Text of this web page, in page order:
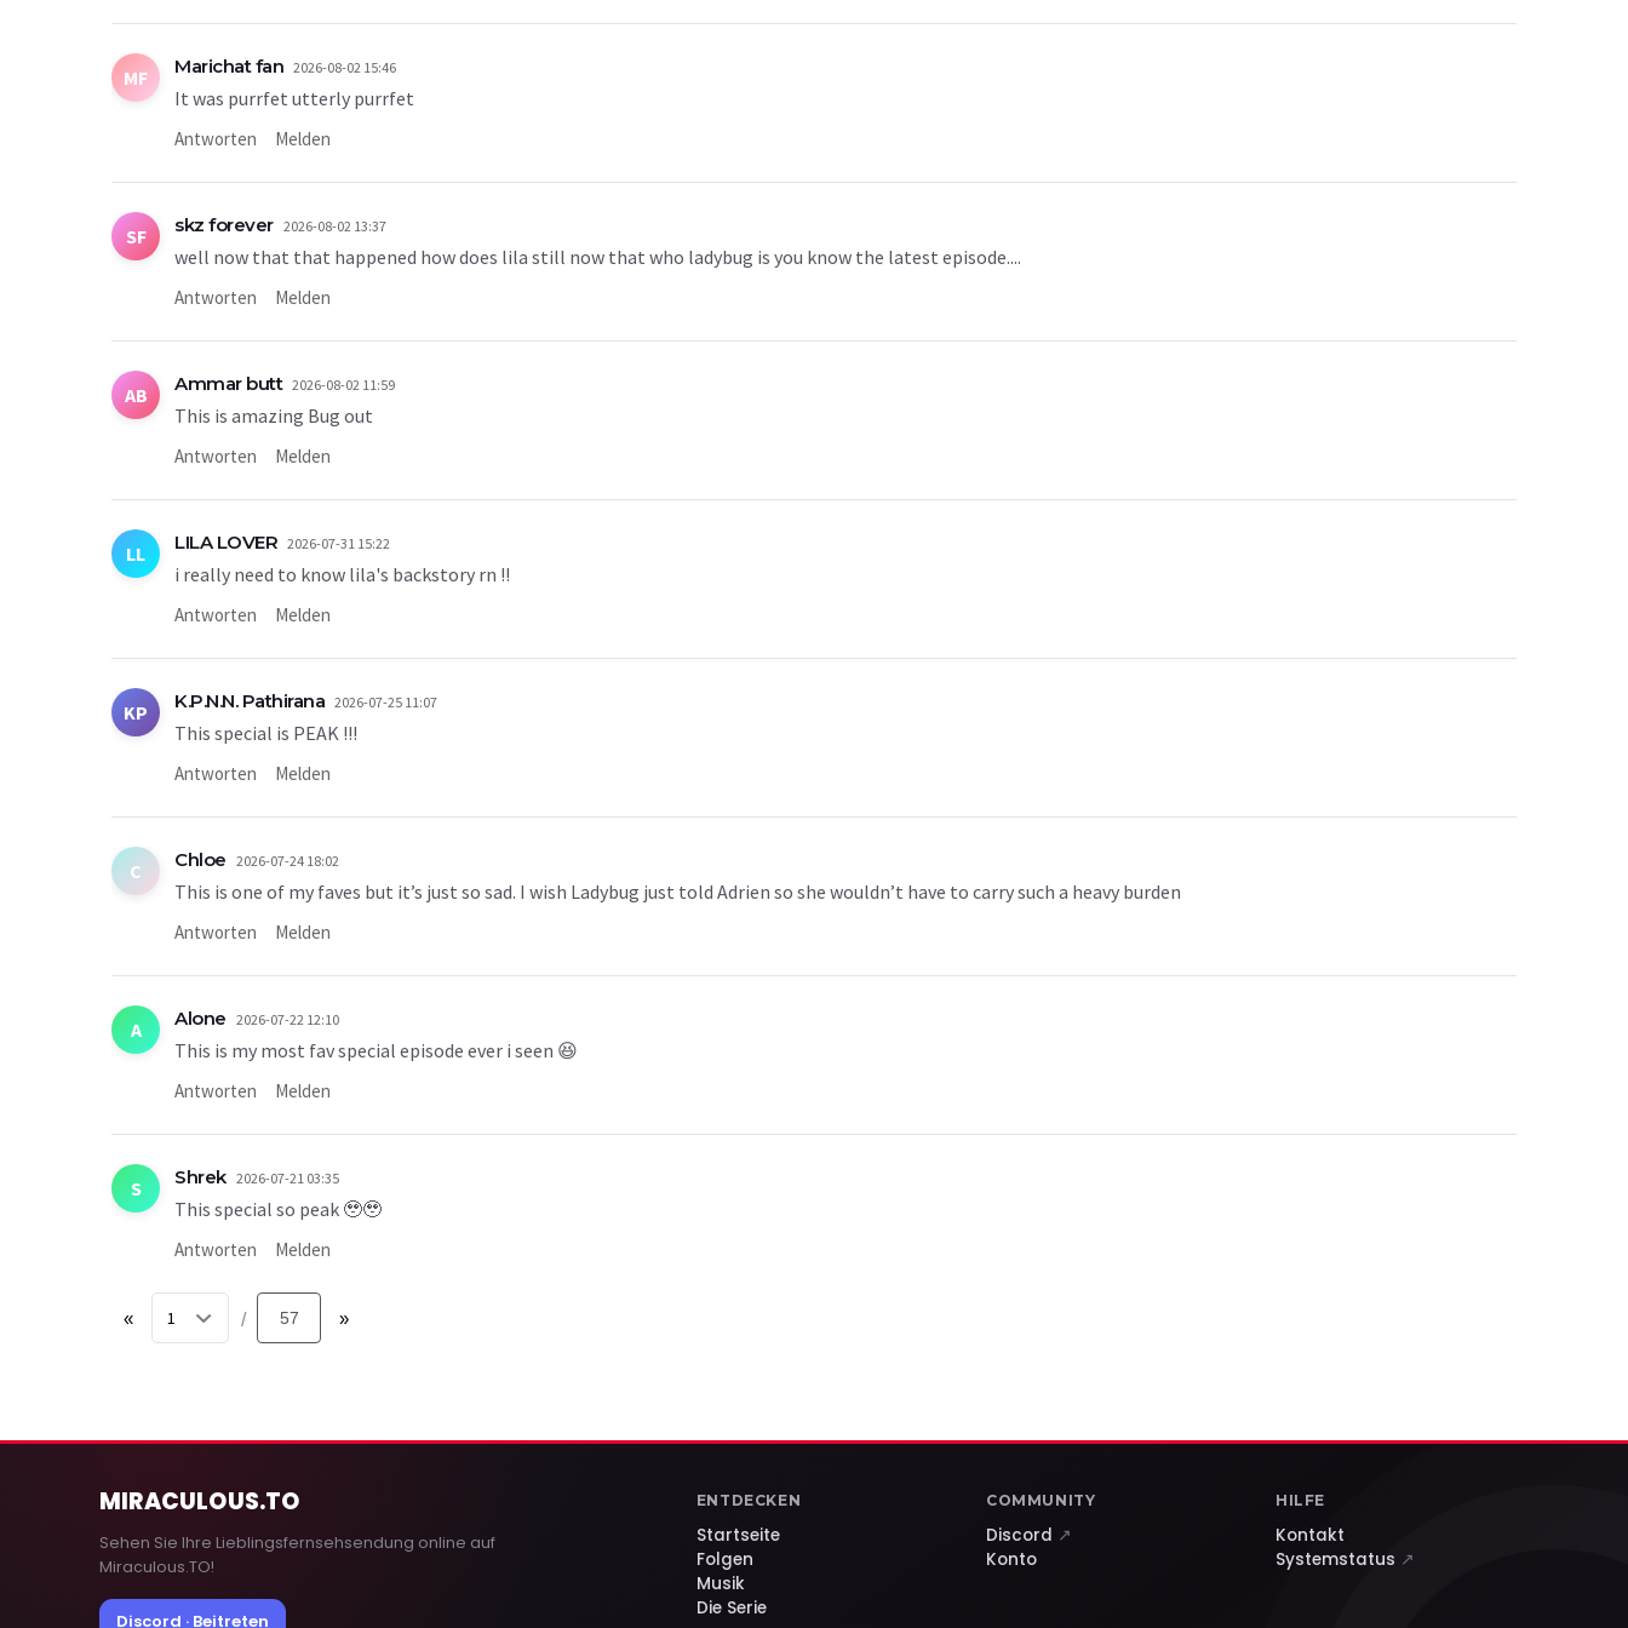
MF Marichat fan 2026-08-02 15:46
It was purrfet utterly purrfet
Antworten Melden
SF skz forever 2026-08-02 13:37
well now that that happened how does lila still now that who ladybug is you know the latest episode....
Antworten Melden
AB Ammar butt 2026-08-02 11:59
This is amazing Bug out
Antworten Melden
LL LILA LOVER 2026-07-31 15:22
i really need to know lila's backstory rn !!
Antworten Melden
KP K.P.N.N. Pathirana 2026-07-25 11:07
This special is PEAK !!!
Antworten Melden
C Chloe 2026-07-24 18:02
This is one of my faves but it’s just so sad. I wish Ladybug just told Adrien so she wouldn’t have to carry such a heavy burden
Antworten Melden
A Alone 2026-07-22 12:10
This is my most fav special episode ever i seen 😆
Antworten Melden
S Shrek 2026-07-21 03:35
This special so peak 🥹🥹
Antworten Melden
« / 57 »
MIRACULOUS.TO
Sehen Sie Ihre Lieblingsfernsehsendung online auf
Miraculous.TO!
Discord · Beitreten
ENTDECKEN
Startseite
Folgen
Musik
Die Serie
COMMUNITY
Discord ↗
Konto
HILFE
Kontakt
Systemstatus ↗